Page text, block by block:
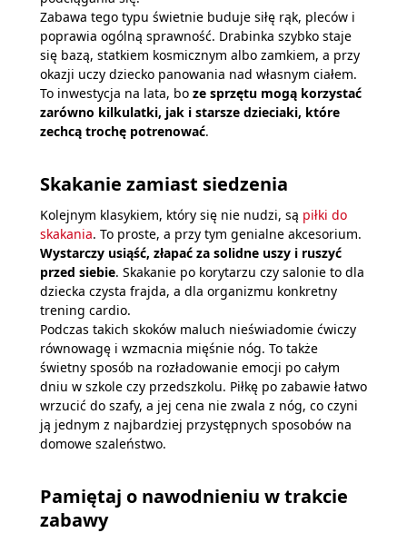
Zabawa tego typu świetnie buduje siłę rąk, pleców i
poprawia ogólną sprawność. Drabinka szybko staje
się bazą, statkiem kosmicznym albo zamkiem, a przy
okazji uczy dziecko panowania nad własnym ciałem.
To inwestycja na lata, bo ze sprzętu mogą korzystać
zarówno kilkulatki, jak i starsze dzieciaki, które
zechcą trochę potrenować.
Skakanie zamiast siedzenia
Kolejnym klasykiem, który się nie nudzi, są piłki do
skakania. To proste, a przy tym genialne akcesorium.
Wystarczy usiąść, złapać za solidne uszy i ruszyć
przed siebie. Skakanie po korytarzu czy salonie to dla
dziecka czysta frajda, a dla organizmu konkretny
trening cardio.
Podczas takich skoków maluch nieświadomie ćwiczy
równowagę i wzmacnia mięśnie nóg. To także
świetny sposób na rozładowanie emocji po całym
dniu w szkole czy przedszkolu. Piłkę po zabawie łatwo
wrzucić do szafy, a jej cena nie zwala z nóg, co czyni
ją jednym z najbardziej przystępnych sposobów na
domowe szaleństwo.
Pamiętaj o nawodnieniu w trakcie
zabawy